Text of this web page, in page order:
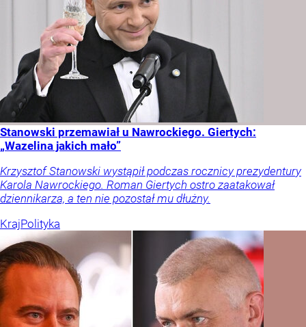
Stanowski przemawiał u Nawrockiego. Giertych:
„Wazelina jakich mało”
Krzysztof Stanowski wystąpił podczas rocznicy prezydentury
Karola Nawrockiego. Roman Giertych ostro zaatakował
dziennikarza, a ten nie pozostał mu dłużny.
KrajPolityka